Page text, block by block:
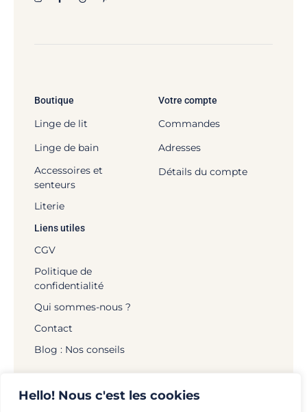
Hello! Nous c'est les cookies
Boutique
Linge de lit
Linge de bain
Accessoires et
senteurs
Literie
Votre compte
Commandes
Adresses
Détails du compte
Liens utiles
CGV
Politique de
confidentialité
Qui sommes-nous ?
Contact
Blog : Nos conseils